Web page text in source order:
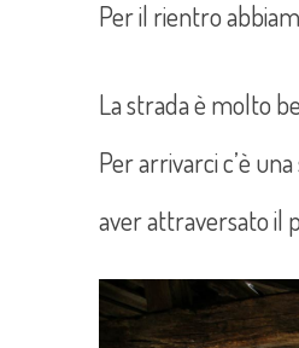
Per il rientro
La strada è molto
Per arrivarci c’è
aver attraversato il